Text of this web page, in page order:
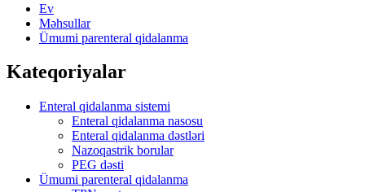
Ev
Məhsullar
Ümumi parenteral qidalanma
Kateqoriyalar
Enteral qidalanma sistemi
Enteral qidalanma nasosu
Enteral qidalanma dəstləri
Nazoqastrik borular
PEG dəsti
Ümumi parenteral qidalanma